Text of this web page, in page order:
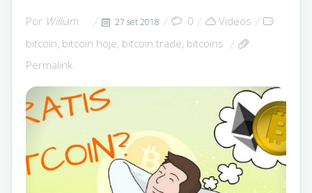
Por William 27 set 2018 0
Videos
bitcoin, bitcoin hoje, bitcoin trade, bitcoins
Permalink